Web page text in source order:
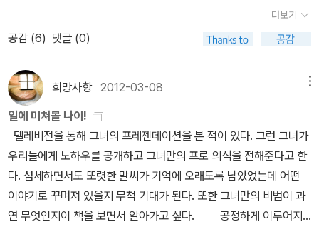
자들은 단순하게 생각하지만, 오늘날 첨단 과학자들은 그렇게 간단하
짜 선호는 흡연인가 금연인가? *정의로운 사회가 과연 최종의 이상
사회인가? 모두가 정의사회 구현을 외치고, 정의에 대한 국민의 요구
가 봇물을 이루다보니 정의로운 사회가 마치 우리 모두가 추구해야
할 이상적인 세상인 것처럼 생각하게 된다. 하지만, 정의는 좋은 사회
를 만들기 위한 하나의 조건에 불과하다. 마르크스는 정의로운 사회
가 아니라 정의가 아예 필요 없는 사회를 지향해야 한다고 역설하였
다. 판.검사가 할 일이 없어서 바둑으로 소일하는 사회, 법과대학이 인
기가 없어서 늘 정원미달인 사회, 죄수가 없어서 교도소에서 닭과 돼
지를 기르는 사회, 이것이 진정 정의로운 사회다. 그러나 이기심을 찬
에서 띄운 따스한 연대의 시선이 ‘우리’를 달라지게 할 거라는 믿음이
그와 그를 읽는 우리의 공감이리라. 이번 책은 <시대를 건너는 법>에
이은 한겨레 신문 칼럼집이다. 색다른 건 이번 칼럼 ‘디아스포라의
눈’을 연재하는 가운데 2년을 그가 한국에서 지냈다는 점이다. 하나
의 경계를 건너와 새로운 경계를 마주한 서경식의 진솔한 이야기가
더욱 가까이에서 공감을 불러일으킨다. 이 책을 추천하는 또 하나의
이유는 1년 전 후쿠시마 원전 사고다. 당시 그는 한국 생활을 정리하
고 일본으로 돌아간 후라서 사고 전후 일본의 상황을 꾸준히 전했다.
물론 여기에서도 바깥으로 내몰린 삶 하나하나를 보듬고, 이들을 내
몬 국가주의를 고발한다. 세 번째 추천 이유는, 자신의 교통법규 위반
에서 국가권력의 비정함을 찾아내는 소시민의 페이소스다. 이럴 때
더보기
공감 (6) 댓글 (0)
희망사항2012-03-08
일에 미쳐볼 나이!
텔레비전을 통해 그녀의 프레젠데이션을 본 적이 있다. 그런 그녀가
우리들에게 노하우를 공개하고 그녀만의 프로 의식을 전해준다고 한
다. 섬세하면서도 또렷한 말씨가 기억에 오래도록 남았었는데 어떤
이야기로 꾸며져 있을지 무척 기대가 된다. 또한 그녀만의 비범이 과
연 무엇인지이 책을 보면서 알아가고 싶다. 공정하게 이루어지